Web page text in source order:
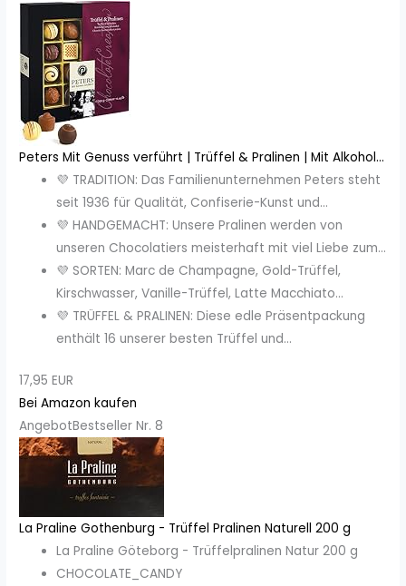
Peters Mit Genuss verführt | Trüffel & Pralinen | Mit Alkohol...
💜 TRADITION: Das Familienunternehmen Peters steht
seit 1936 für Qualität, Confiserie-Kunst und...
💜 HANDGEMACHT: Unsere Pralinen werden von
unseren Chocolatiers meisterhaft mit viel Liebe zum...
💜 SORTEN: Marc de Champagne, Gold-Trüffel,
Kirschwasser, Vanille-Trüffel, Latte Macchiato...
💜 TRÜFFEL & PRALINEN: Diese edle Präsentpackung
enthält 16 unserer besten Trüffel und...
17,95 EUR
Bei Amazon kaufen
AngebotBestseller Nr. 8
La Praline Gothenburg - Trüffel Pralinen Naturell 200 g
La Praline Göteborg - Trüffelpralinen Natur 200 g
CHOCOLATE_CANDY